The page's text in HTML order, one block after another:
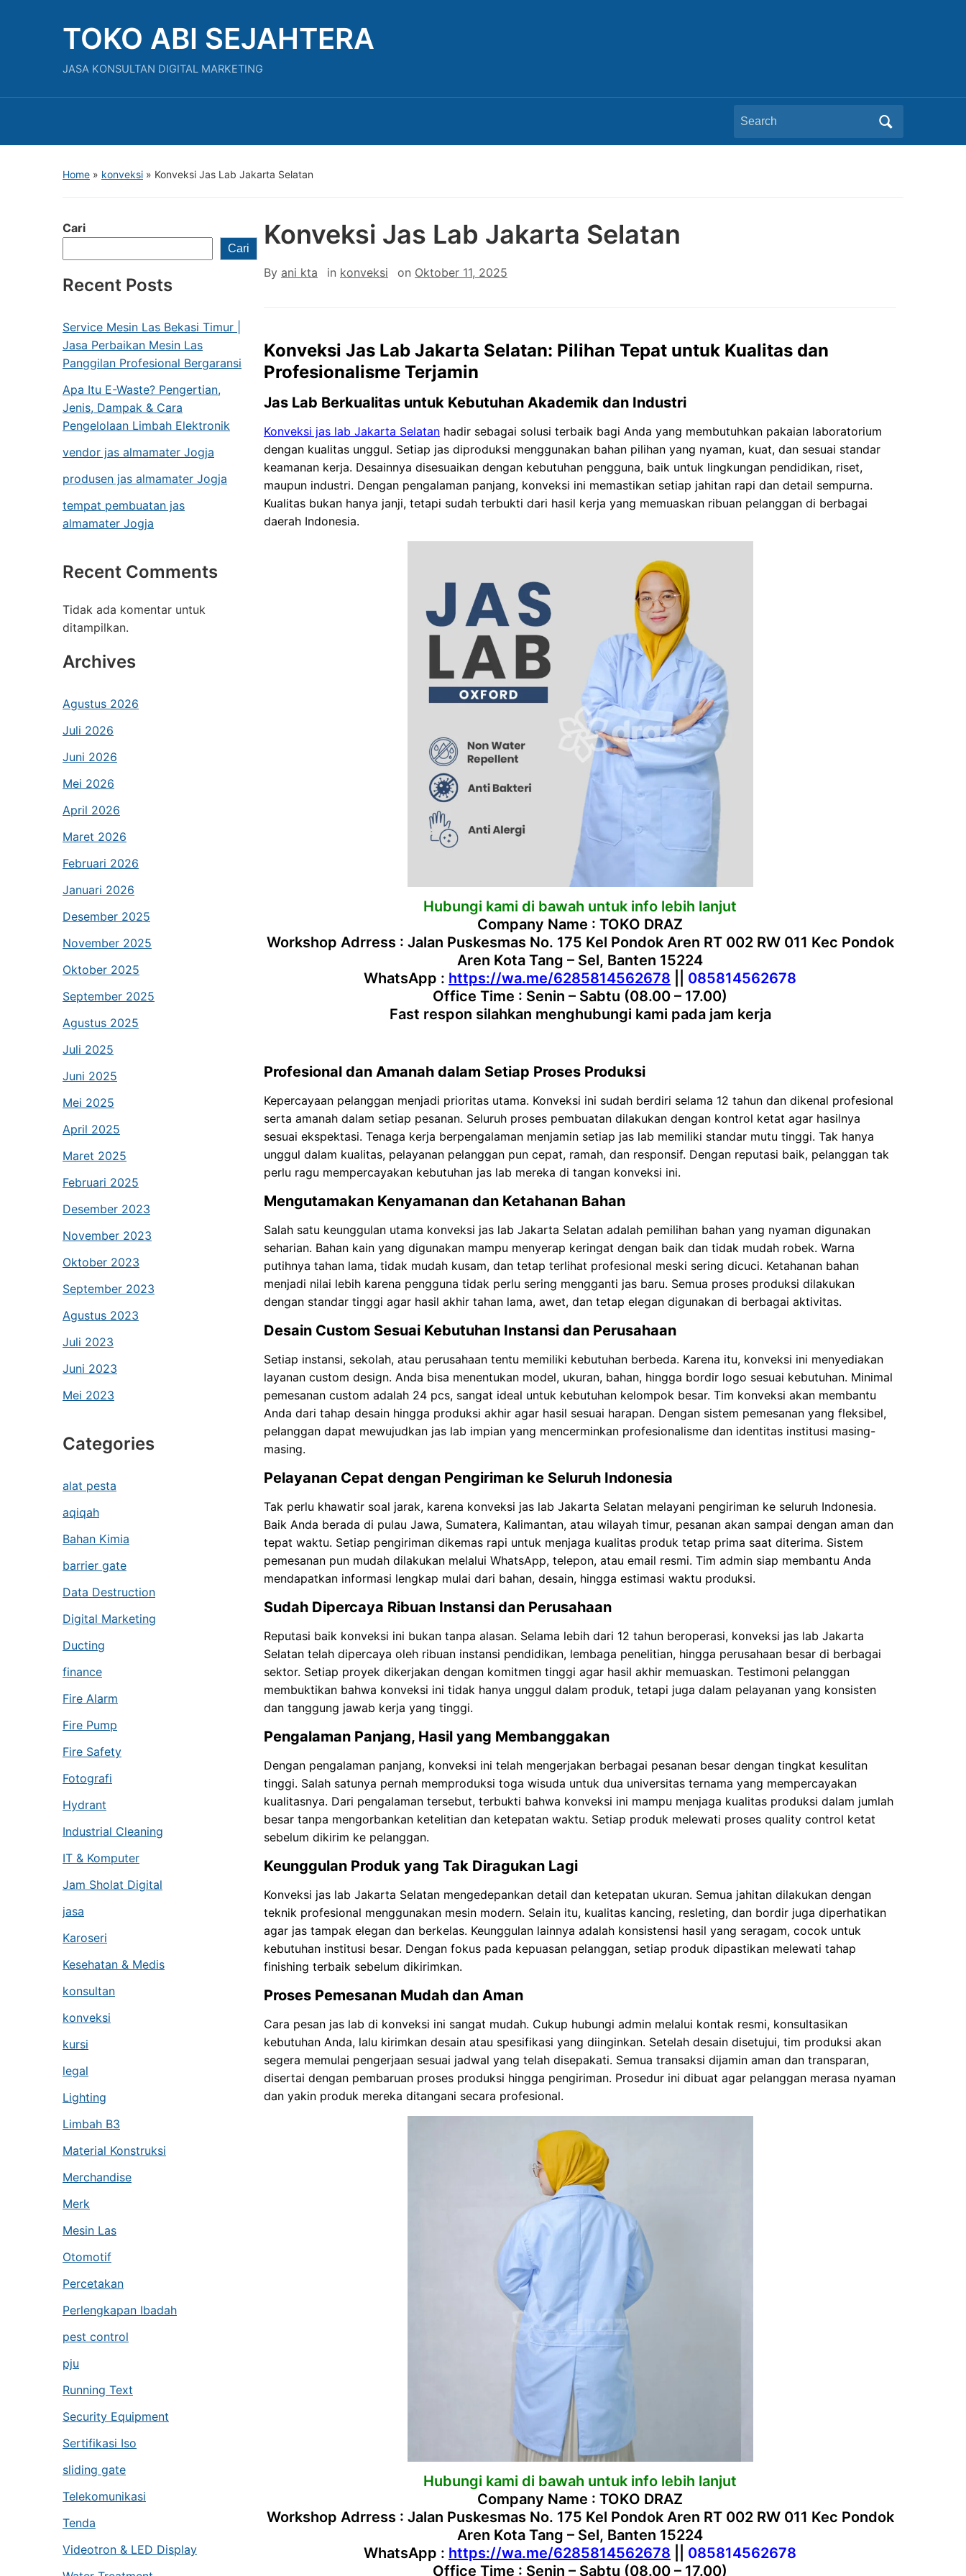
TOKO ABI SEJAHTERA
JASA KONSULTAN DIGITAL MARKETING
Search
for:
Home » konveksi » Konveksi Jas Lab Jakarta Selatan
Cari
Cari
Recent Posts
Service Mesin Las Bekasi Timur |
Jasa Perbaikan Mesin Las
Panggilan Profesional Bergaransi
Apa Itu E-Waste? Pengertian,
Jenis, Dampak & Cara
Pengelolaan Limbah Elektronik
vendor jas almamater Jogja
produsen jas almamater Jogja
tempat pembuatan jas
almamater Jogja
Recent Comments
Tidak ada komentar untuk
ditampilkan.
Archives
Agustus 2026
Juli 2026
Juni 2026
Mei 2026
April 2026
Maret 2026
Februari 2026
Januari 2026
Desember 2025
November 2025
Oktober 2025
September 2025
Agustus 2025
Juli 2025
Juni 2025
Mei 2025
April 2025
Maret 2025
Februari 2025
Desember 2023
November 2023
Oktober 2023
September 2023
Agustus 2023
Juli 2023
Juni 2023
Mei 2023
Categories
alat pesta
aqiqah
Bahan Kimia
barrier gate
Data Destruction
Digital Marketing
Ducting
finance
Fire Alarm
Fire Pump
Fire Safety
Fotografi
Hydrant
Industrial Cleaning
IT & Komputer
Jam Sholat Digital
jasa
Karoseri
Kesehatan & Medis
konsultan
konveksi
kursi
legal
Lighting
Limbah B3
Material Konstruksi
Merchandise
Merk
Mesin Las
Otomotif
Percetakan
Perlengkapan Ibadah
pest control
pju
Running Text
Security Equipment
Sertifikasi Iso
sliding gate
Telekomunikasi
Tenda
Videotron & LED Display
Konveksi Jas Lab Jakarta Selatan
By ani kta in konveksi on Oktober 11, 2025
Konveksi Jas Lab Jakarta Selatan: Pilihan Tepat untuk Kualitas dan
Profesionalisme Terjamin
Jas Lab Berkualitas untuk Kebutuhan Akademik dan Industri
Konveksi jas lab Jakarta Selatan hadir sebagai solusi terbaik bagi Anda yang membutuhkan pakaian laboratorium
dengan kualitas unggul. Setiap jas diproduksi menggunakan bahan pilihan yang nyaman, kuat, dan sesuai standar
keamanan kerja. Desainnya disesuaikan dengan kebutuhan pengguna, baik untuk lingkungan pendidikan, riset,
maupun industri. Dengan pengalaman panjang, konveksi ini memastikan setiap jahitan rapi dan detail sempurna.
Kualitas bukan hanya janji, tetapi sudah terbukti dari hasil kerja yang memuaskan ribuan pelanggan di berbagai
daerah Indonesia.
Hubungi kami di bawah untuk info lebih lanjut
Company Name : TOKO DRAZ
Workshop Adrress : Jalan Puskesmas No. 175 Kel Pondok Aren RT 002 RW 011 Kec Pondok
Aren Kota Tang – Sel, Banten 15224
WhatsApp : https://wa.me/6285814562678
085814562678
Office Time : Senin – Sabtu (08.00 – 17.00)
Fast respon silahkan menghubungi kami pada jam kerja
Profesional dan Amanah dalam Setiap Proses Produksi
Kepercayaan pelanggan menjadi prioritas utama. Konveksi ini sudah berdiri selama 12 tahun dan dikenal profesional
serta amanah dalam setiap pesanan. Seluruh proses pembuatan dilakukan dengan kontrol ketat agar hasilnya
sesuai ekspektasi. Tenaga kerja berpengalaman menjamin setiap jas lab memiliki standar mutu tinggi. Tak hanya
unggul dalam kualitas, pelayanan pelanggan pun cepat, ramah, dan responsif. Dengan reputasi baik, pelanggan tak
perlu ragu mempercayakan kebutuhan jas lab mereka di tangan konveksi ini.
Mengutamakan Kenyamanan dan Ketahanan Bahan
Salah satu keunggulan utama konveksi jas lab Jakarta Selatan adalah pemilihan bahan yang nyaman digunakan
seharian. Bahan kain yang digunakan mampu menyerap keringat dengan baik dan tidak mudah robek. Warna
putihnya tahan lama, tidak mudah kusam, dan tetap terlihat profesional meski sering dicuci. Ketahanan bahan
menjadi nilai lebih karena pengguna tidak perlu sering mengganti jas baru. Semua proses produksi dilakukan
dengan standar tinggi agar hasil akhir tahan lama, awet, dan tetap elegan digunakan di berbagai aktivitas.
Desain Custom Sesuai Kebutuhan Instansi dan Perusahaan
Setiap instansi, sekolah, atau perusahaan tentu memiliki kebutuhan berbeda. Karena itu, konveksi ini menyediakan
layanan custom design. Anda bisa menentukan model, ukuran, bahan, hingga bordir logo sesuai kebutuhan. Minimal
pemesanan custom adalah 24 pcs, sangat ideal untuk kebutuhan kelompok besar. Tim konveksi akan membantu
Anda dari tahap desain hingga produksi akhir agar hasil sesuai harapan. Dengan sistem pemesanan yang fleksibel,
pelanggan dapat mewujudkan jas lab impian yang mencerminkan profesionalisme dan identitas institusi masing-
masing.
Pelayanan Cepat dengan Pengiriman ke Seluruh Indonesia
Tak perlu khawatir soal jarak, karena konveksi jas lab Jakarta Selatan melayani pengiriman ke seluruh Indonesia.
Baik Anda berada di pulau Jawa, Sumatera, Kalimantan, atau wilayah timur, pesanan akan sampai dengan aman dan
tepat waktu. Setiap pengiriman dikemas rapi untuk menjaga kualitas produk tetap prima saat diterima. Sistem
pemesanan pun mudah dilakukan melalui WhatsApp, telepon, atau email resmi. Tim admin siap membantu Anda
mendapatkan informasi lengkap mulai dari bahan, desain, hingga estimasi waktu produksi.
Sudah Dipercaya Ribuan Instansi dan Perusahaan
Reputasi baik konveksi ini bukan tanpa alasan. Selama lebih dari 12 tahun beroperasi, konveksi jas lab Jakarta
Selatan telah dipercaya oleh ribuan instansi pendidikan, lembaga penelitian, hingga perusahaan besar di berbagai
sektor. Setiap proyek dikerjakan dengan komitmen tinggi agar hasil akhir memuaskan. Testimoni pelanggan
membuktikan bahwa konveksi ini tidak hanya unggul dalam produk, tetapi juga dalam pelayanan yang konsisten
dan tanggung jawab kerja yang tinggi.
Pengalaman Panjang, Hasil yang Membanggakan
Dengan pengalaman panjang, konveksi ini telah mengerjakan berbagai pesanan besar dengan tingkat kesulitan
tinggi. Salah satunya pernah memproduksi toga wisuda untuk dua universitas ternama yang mempercayakan
kualitasnya. Dari pengalaman tersebut, terbukti bahwa konveksi ini mampu menjaga kualitas produksi dalam jumlah
besar tanpa mengorbankan ketelitian dan ketepatan waktu. Setiap produk melewati proses quality control ketat
sebelum dikirim ke pelanggan.
Keunggulan Produk yang Tak Diragukan Lagi
Konveksi jas lab Jakarta Selatan mengedepankan detail dan ketepatan ukuran. Semua jahitan dilakukan dengan
teknik profesional menggunakan mesin modern. Selain itu, kualitas kancing, resleting, dan bordir juga diperhatikan
agar jas tampak elegan dan berkelas. Keunggulan lainnya adalah konsistensi hasil yang seragam, cocok untuk
kebutuhan institusi besar. Dengan fokus pada kepuasan pelanggan, setiap produk dipastikan melewati tahap
finishing terbaik sebelum dikirimkan.
Proses Pemesanan Mudah dan Aman
Cara pesan jas lab di konveksi ini sangat mudah. Cukup hubungi admin melalui kontak resmi, konsultasikan
kebutuhan Anda, lalu kirimkan desain atau spesifikasi yang diinginkan. Setelah desain disetujui, tim produksi akan
segera memulai pengerjaan sesuai jadwal yang telah disepakati. Semua transaksi dijamin aman dan transparan,
disertai dengan pembaruan proses produksi hingga pengiriman. Prosedur ini dibuat agar pelanggan merasa nyaman
dan yakin produk mereka ditangani secara profesional.
Hubungi kami di bawah untuk info lebih lanjut
Company Name : TOKO DRAZ
Workshop Adrress : Jalan Puskesmas No. 175 Kel Pondok Aren RT 002 RW 011 Kec Pondok
Aren Kota Tang – Sel, Banten 15224
WhatsApp : https://wa.me/6285814562678
085814562678
Office Time : Senin – Sabtu (08.00 – 17.00)